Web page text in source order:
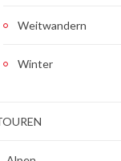
Weitwandern
Winter